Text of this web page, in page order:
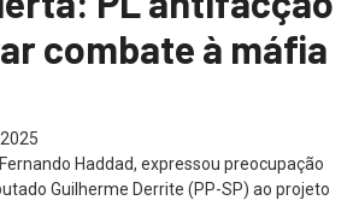
combate à máfia
Haddad, expressou preocupação
Guilherme Derrite (PP-SP) ao projeto